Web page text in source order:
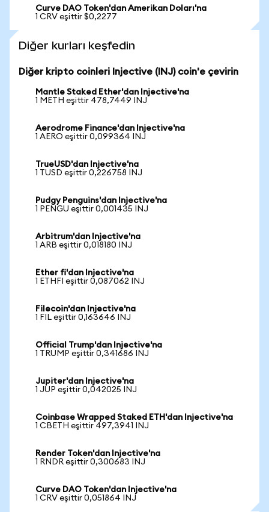
Curve DAO Token'dan Amerikan Doları'na
1 CRV eşittir $0,2277
Diğer kurları keşfedin
Diğer kripto coinleri Injective (INJ) coin'e çevirin
Mantle Staked Ether'dan Injective'na
1 METH eşittir 478,7449 INJ
Aerodrome Finance'dan Injective'na
1 AERO eşittir 0,099364 INJ
TrueUSD'dan Injective'na
1 TUSD eşittir 0,226758 INJ
Pudgy Penguins'dan Injective'na
1 PENGU eşittir 0,001435 INJ
Arbitrum'dan Injective'na
1 ARB eşittir 0,018180 INJ
Ether fi'dan Injective'na
1 ETHFI eşittir 0,087062 INJ
Filecoin'dan Injective'na
1 FIL eşittir 0,163646 INJ
Official Trump'dan Injective'na
1 TRUMP eşittir 0,341686 INJ
Jupiter'dan Injective'na
1 JUP eşittir 0,042025 INJ
Coinbase Wrapped Staked ETH'dan Injective'na
1 CBETH eşittir 497,3941 INJ
Render Token'dan Injective'na
1 RNDR eşittir 0,300683 INJ
Curve DAO Token'dan Injective'na
1 CRV eşittir 0,051864 INJ